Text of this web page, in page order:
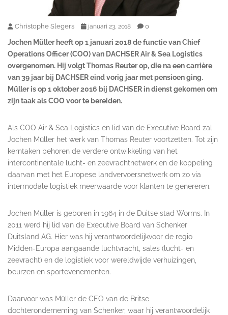
Christophe Slegers januari 23, 2018 0
Jochen Müller heeft op 1 januari 2018 de functie van Chief
Operations Officer (COO) van DACHSER Air & Sea Logistics
overgenomen. Hij volgt Thomas Reuter op, die na een carrière
van 39 jaar bij DACHSER eind vorig jaar met pensioen ging.
Müller is op 1 oktober 2016 bij DACHSER in dienst gekomen om
zijn taak als COO voor te bereiden.
Als COO Air & Sea Logistics en lid van de Executive Board zal
Jochen Müller het werk van Thomas Reuter voortzetten. Tot zijn
kerntaken behoren de verdere ontwikkeling van het
intercontinentale lucht- en zeevrachtnetwerk en de koppeling
daarvan met het Europese landvervoersnetwerk om zo via
intermodale logistiek meerwaarde voor klanten te genereren.
Jochen Müller is geboren in 1964 in de Duitse stad Worms. In
2011 werd hij lid van de Executive Board van Schenker
Duitsland AG. Hier was hij verantwoordelijkvoor de regio
Midden-Europa aangaande luchtvracht, sales (lucht- en
zeevracht) en de logistiek voor wereldwijde verhuizingen,
beurzen en sportevenementen.
Daarvoor was Müller de CEO van de Britse
dochteronderneming van Schenker, waar hij verantwoordelijk